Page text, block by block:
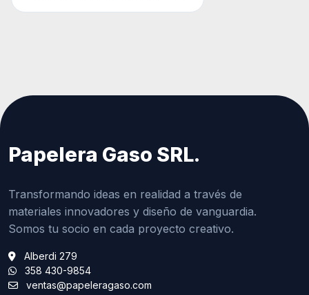
Papelera Gaso SRL.
Transformando ideas en realidad a través de
materiales innovadores y diseño de vanguardia.
Somos tu socio en cada proyecto creativo.
Alberdi 279
358 430-9854
ventas@papeleragaso.com